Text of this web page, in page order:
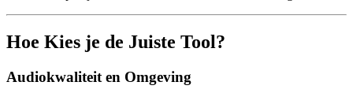
Hoe Kies je de Juiste Tool?
Audiokwaliteit en Omgeving